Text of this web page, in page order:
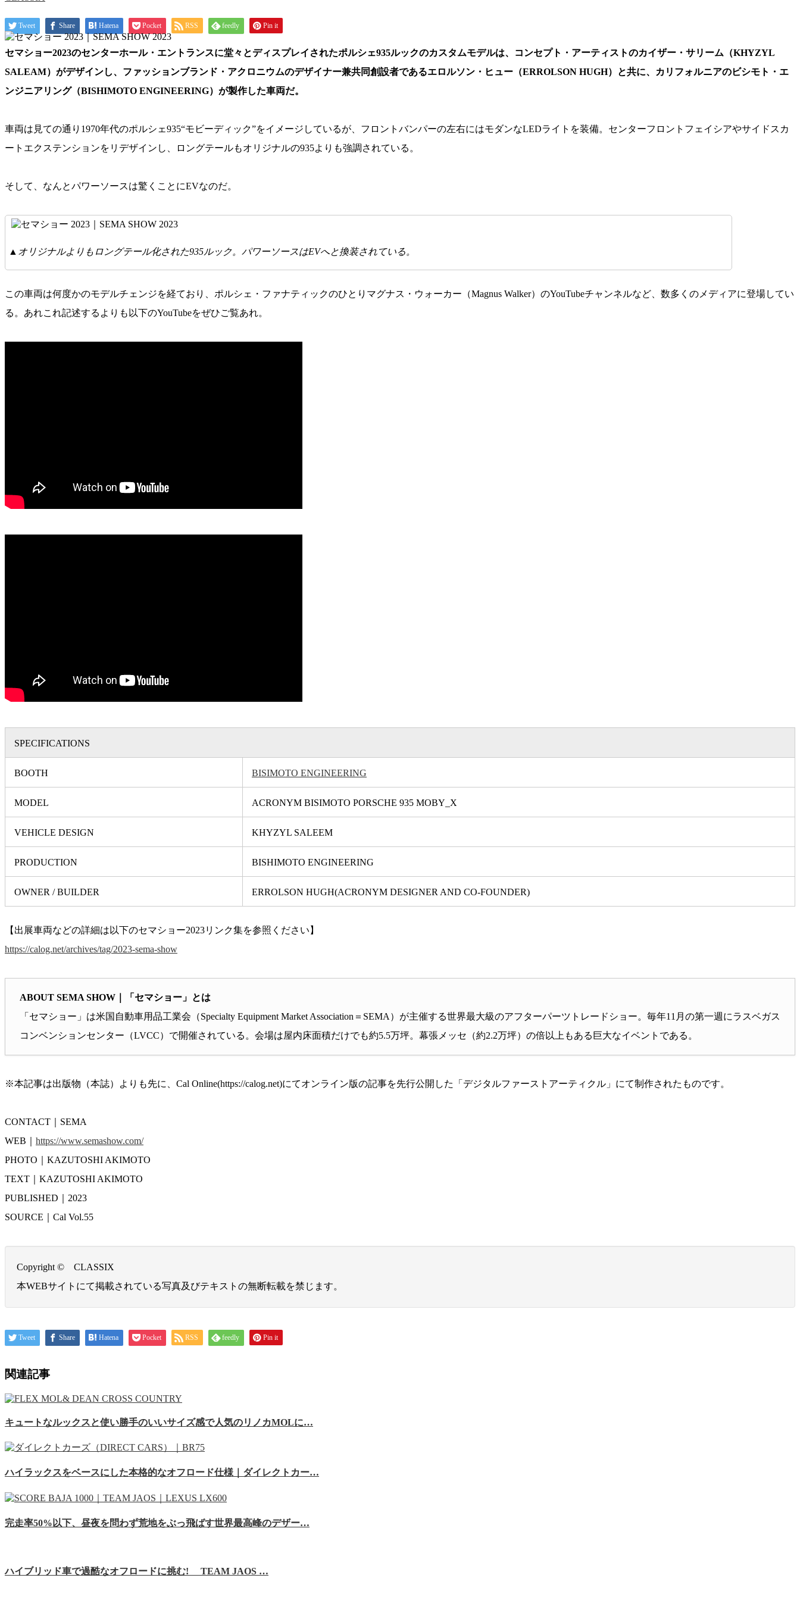
Tweet Share Hatena Pocket RSS feedly Pin it
セマショー2023のセンターホール・エントランスに堂々とディスプレイされたポルシェ935ルックのカスタムモデルは、コンセプト・アーティストのカイザー・サリーム（KHYZYL
SALEAM）がデザインし、ファッションブランド・アクロニウムのデザイナー兼共同創設者であるエロルソン・ヒュー（ERROLSON HUGH）と共に、カリフォルニアのビシモト・エ
ンジニアリング（BISHIMOTO ENGINEERING）が製作した車両だ。
車両は見ての通り1970年代のポルシェ935“モビーディック”をイメージしているが、フロントバンパーの左右にはモダンなLEDライトを装備。センターフロントフェイシアやサイドスカ
ートエクステンションをリデザインし、ロングテールもオリジナルの935よりも強調されている。
そして、なんとパワーソースは驚くことにEVなのだ。
▲オリジナルよりもロングテール化された935ルック。パワーソースはEVへと換装されている。
この車両は何度かのモデルチェンジを経ており、ポルシェ・ファナティックのひとりマグナス・ウォーカー（Magnus Walker）のYouTubeチャンネルなど、数多くのメディアに登場してい
る。あれこれ記述するよりも以下のYouTubeをぜひご覧あれ。
SPECIFICATIONS
BOOTH BISIMOTO ENGINEERING
MODEL ACRONYM BISIMOTO PORSCHE 935 MOBY_X
VEHICLE DESIGN KHYZYL SALEEM
PRODUCTION BISHIMOTO ENGINEERING
OWNER / BUILDER ERROLSON HUGH(ACRONYM DESIGNER AND CO-FOUNDER)
【出展車両などの詳細は以下のセマショー2023リンク集を参照ください】
https://calog.net/archives/tag/2023-sema-show
ABOUT SEMA SHOW｜「セマショー」とは
「セマショー」は米国自動車用品工業会（Specialty Equipment Market Association＝SEMA）が主催する世界最大級のアフターパーツトレードショー。毎年11月の第一週にラスベガス
コンベンションセンター（LVCC）で開催されている。会場は屋内床面積だけでも約5.5万坪。幕張メッセ（約2.2万坪）の倍以上もある巨大なイベントである。
※本記事は出版物（本誌）よりも先に、Cal Online(https://calog.net)にてオンライン版の記事を先行公開した「デジタルファーストアーティクル」にて制作されたものです。
CONTACT｜SEMA
WEB｜ https://www.semashow.com/
PHOTO｜KAZUTOSHI AKIMOTO
TEXT｜KAZUTOSHI AKIMOTO
PUBLISHED｜2023
SOURCE｜Cal Vol.55
Copyright © CLASSIX
本WEBサイトにて掲載されている写真及びテキストの無断転載を禁じます。
Tweet Share Hatena Pocket RSS feedly Pin it
関連記事
キュートなルックスと使い勝手のいいサイズ感で人気のリノカMOLに…
ハイラックスをベースにした本格的なオフロード仕様｜ダイレクトカー…
完走率50%以下、昼夜を問わず荒地をぶっ飛ばす世界最高峰のデザー…
ハイブリッド車で過酷なオフロードに挑む! TEAM JAOS …